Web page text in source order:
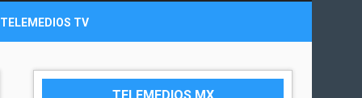
TELEMEDIOS TV